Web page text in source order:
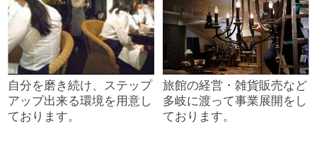
自分を磨き続け、ステップ
アップ出来る環境を用意し
ております。
旅館の経営・雑貨販売など
多岐に渡って事業展開をし
ております。